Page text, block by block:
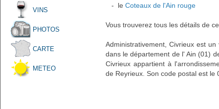
VINS
PHOTOS
CARTE
METEO
- le Coteaux de l'Ain rouge
Vous trouverez tous les détails de
Administrativement, Civrieux est
dans le département de l' Ain (01)
Civrieux appartient à
de Reyrieux. Son code postal est le